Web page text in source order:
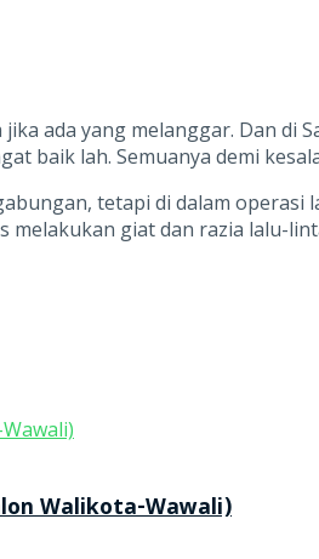
ada yang melanggar. Dan di
baik lah. Semuanya demi
tetapi di dalam operasi
giat dan razia lalu-
Walikota-Wawali)